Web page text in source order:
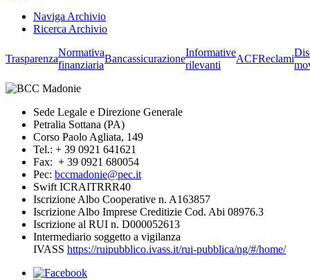
Naviga Archivio
Ricerca Archivio
Trasparenza
Normativa
finanziaria
Bancassicurazione
Informative
rilevanti
ACFReclami
Sede Legale e Direzione Generale
Petralia Sottana (PA)
Corso Paolo Agliata, 149
Tel.: + 39 0921 641621
Fax: + 39 0921 680054
Pec: bccmadonie@pec.it
Swift ICRAITRRR40
Iscrizione Albo Cooperative n. A163857
Iscrizione Albo Imprese Creditizie Cod. Abi 08976.3
Iscrizione al RUI n. D000052613
Intermediario soggetto a vigilanza
IVASS https://ruipubblico.ivass.it/rui-pubblica/ng/#/home/